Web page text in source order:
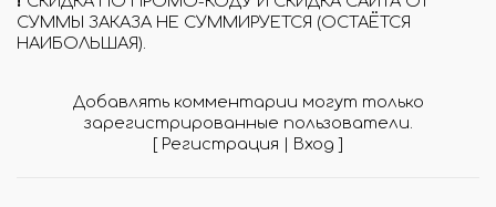
СУММЫ ЗАКАЗА НЕ СУММИРУЕТСЯ (ОСТАЁТСЯ
НАИБОЛЬШАЯ).
Добавлять комментарии могут только
зарегистрированные пользователи.
[ Регистрация | Вход ]